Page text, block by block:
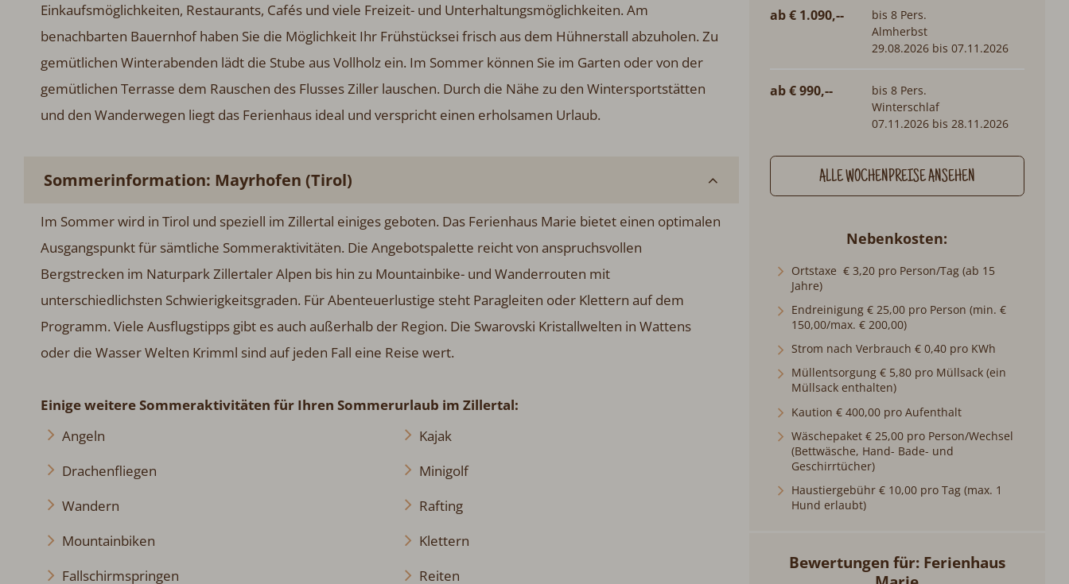
Einkaufsmöglichkeiten, Restaurants, Cafés und viele Freizeit- und Unterhaltungsmöglichkeiten. Am
benachbarten Bauernhof haben Sie die Möglichkeit Ihr Frühstücksei frisch aus dem Hühnerstall abzuholen. Zu
gemütlichen Winterabenden lädt die Stube aus Vollholz ein. Im Sommer können Sie im Garten oder von der
gemütlichen Terrasse dem Rauschen des Flusses Ziller lauschen. Durch die Nähe zu den Wintersportstätten
und den Wanderwegen liegt das Ferienhaus ideal und verspricht einen erholsamen Urlaub.
Sommerinformation: Mayrhofen (Tirol)
Im Sommer wird in Tirol und speziell im Zillertal einiges geboten. Das Ferienhaus Marie bietet einen optimalen
Ausgangspunkt für sämtliche Sommeraktivitäten. Die Angebotspalette reicht von anspruchsvollen
Bergstrecken im Naturpark Zillertaler Alpen bis hin zu Mountainbike- und Wanderrouten mit
unterschiedlichsten Schwierigkeitsgraden. Für Abenteuerlustige steht Paragleiten oder Klettern auf dem
Programm. Viele Ausflugstipps gibt es auch außerhalb der Region. Die Swarovski Kristallwelten in Wattens
oder die Wasser Welten Krimml sind auf jeden Fall eine Reise wert.
Einige weitere Sommeraktivitäten für Ihren Sommerurlaub im Zillertal:
Angeln
Drachenfliegen
Wandern
Mountainbiken
Fallschirmspringen
Kajak
Minigolf
Rafting
Klettern
Reiten
ab € 1.090,--
bis 8 Pers.
Almherbst
29.08.2026 bis 07.11.2026
ab € 990,--
bis 8 Pers.
Winterschlaf
07.11.2026 bis 28.11.2026
ALLE WOCHENPREISE ANSEHEN
Nebenkosten
Ortstaxe € 3,20 pro Person/Tag (ab 15
Jahre)
Endreinigung € 25,00 pro Person (min. €
150,00/max. € 200,00)
Strom nach Verbrauch € 0,40 pro KWh
Müllentsorgung € 5,80 pro Müllsack (ein
Müllsack enthalten)
Kaution € 400,00 pro Aufenthalt
Wäschepaket € 25,00 pro Person/Wechsel
(Bettwäsche, Hand- Bade- und
Geschirrtücher)
Haustiergebühr € 10,00 pro Tag (max. 1
Hund erlaubt)
Bewertungen für: Ferienhaus